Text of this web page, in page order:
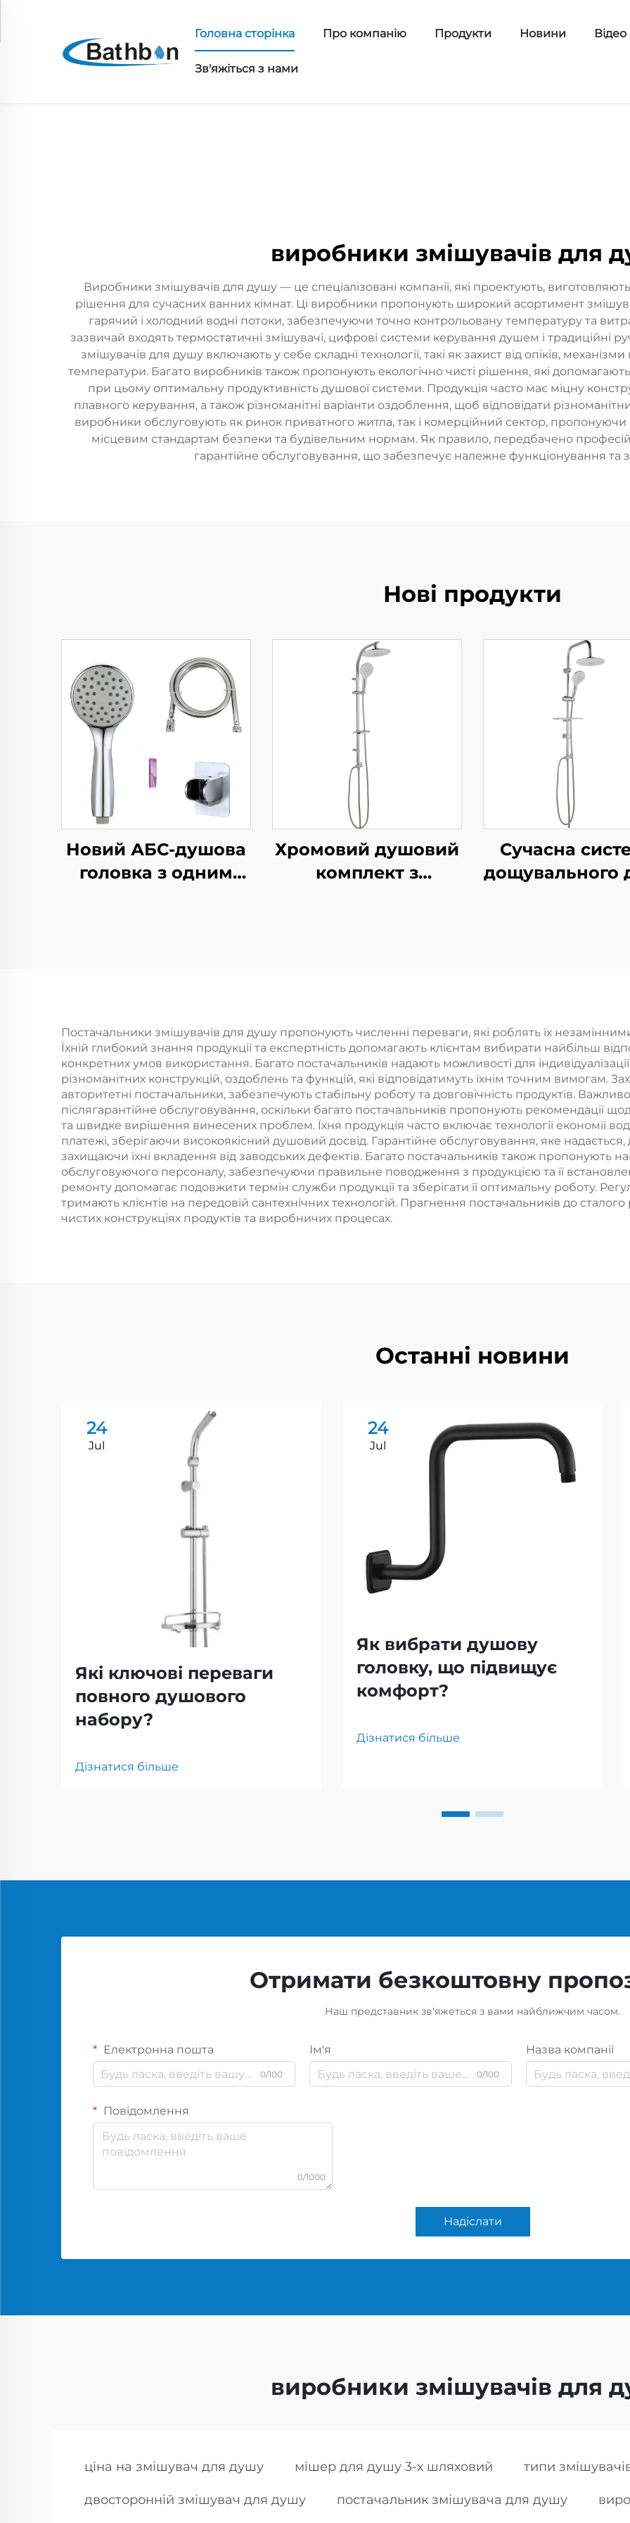
Головна сторінка Про компанію Продукти Новини Відео
Зв'яжіться з нами
виробники змішувачів для
Виробники змішувачів для душу — це спеціалізовані компанії, які проектують, виготовляють
рішення для сучасних ванних кімнат. Ці виробники пропонують широкий асортимент
гарячий і холодний водні потоки, забезпечуючи точно контрольовану температуру та
зазвичай входять термостатичні змішувачі, цифрові системи керування душем і традиційні
змішувачів для душу включають у себе складні технології, такі як захист від опіків,
температури. Багато виробників також пропонують екологічно чисті рішення, які
при цьому оптимальну продуктивність душової системи. Продукція часто має міцну
плавного керування, а також різноманітні варіанти оздоблення, щоб відповідати
виробники обслуговують як ринок приватного житла, так і комерційний сектор, пропонуючи
місцевим стандартам безпеки та будівельним нормам. Як правило, передбачено
гарантійне обслуговування, що забезпечує належне функціонування та
Нові продукти
Новий АБС-душова
головка з одним
захистом від
перекручування та
міцним клеєвим
регульованим
тримачем під кутом
Хромовий душовий
комплект з
товар за доступною
ціною
Сучасна
дощувального
Постачальники змішувачів для душу пропонують численні переваги, які роблять їх
Їхній глибокий знання продукції та експертність допомагають клієнтам вибирати найбільш
конкретних умов використання. Багато постачальників надають можливості для
різноманітних конструкцій, оздоблень та функцій, які відповідатимуть їхнім точним вимогам.
авторитетні постачальники, забезпечують стабільну роботу та довговічність продуктів.
післягарантійне обслуговування, оскільки багато постачальників пропонують рекомендації
та швидке вирішення винесених проблем. Їхня продукція часто включає технології економії
платежі, зберігаючи високоякісний душовий досвід. Гарантійне обслуговування, яке
захищаючи їхні вкладення від заводських дефектів. Багато постачальників також пропонують
обслуговуючого персоналу, забезпечуючи правильне поводження з продукцією та її
ремонту допомагає подовжити термін служби продукції та зберігати її оптимальну роботу.
тримають клієнтів на передовій сантехнічних технологій. Прагнення постачальників до сталого
чистих конструкціях продуктів та виробничих процесах.
Останні новини
24
Jul
Які ключові переваги
повного душового
набору?
Дізнатися більше
24
Jul
Як вибрати душову
головку, що підвищує
комфорт?
Дізнатися більше
Отримати безкоштовну
Наш представник зв'яжеться з вами найближчим часом.
Електронна пошта
0/100
Ім'я
0/100
Назва компанії
Повідомлення
0/1000
Надіслати
виробники змішувачів для
ціна на змішувач для душу мішер для душу 3-х шляховий типи
двосторонній змішувач для душу постачальник змішувача для душу